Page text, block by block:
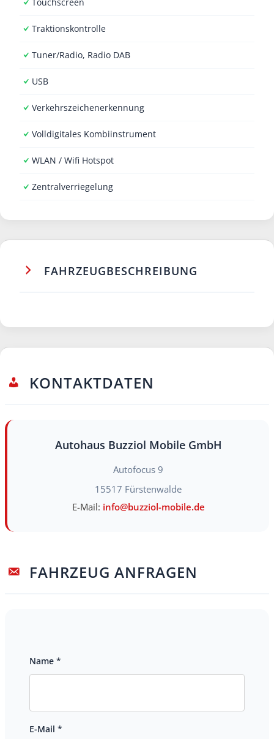
Traktionskontrolle
Tuner/Radio, Radio DAB
USB
Verkehrszeichenerkennung
Volldigitales Kombiinstrument
WLAN / Wifi Hotspot
Zentralverriegelung
FAHRZEUGBESCHREIBUNG
KONTAKTDATEN
Autohaus Buzziol Mobile GmbH
Autofocus 9
15517 Fürstenwalde
E-Mail: info@buzziol-mobile.de
FAHRZEUG ANFRAGEN
Name *
E-Mail *